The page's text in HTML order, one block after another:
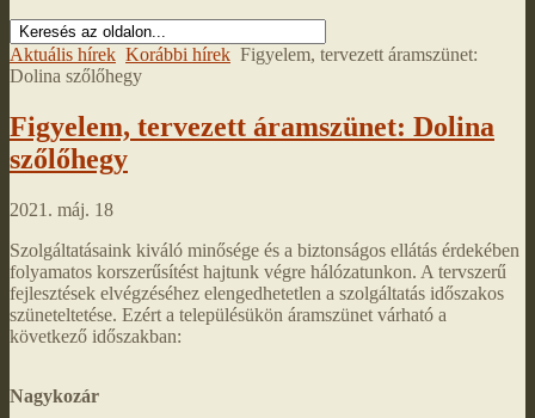
Aktuális hírek Korábbi hírek Figyelem, tervezett áramszünet:
Dolina szőlőhegy
Figyelem, tervezett áramszünet: Dolina
szőlőhegy
2021. máj. 18
Szolgáltatásaink kiváló minősége és a biztonságos ellátás érdekében
folyamatos korszerűsítést hajtunk végre hálózatunkon. A tervszerű
fejlesztések elvégzéséhez elengedhetetlen a szolgáltatás időszakos
szüneteltetése. Ezért a településükön áramszünet várható a
következő időszakban:
Nagykozár